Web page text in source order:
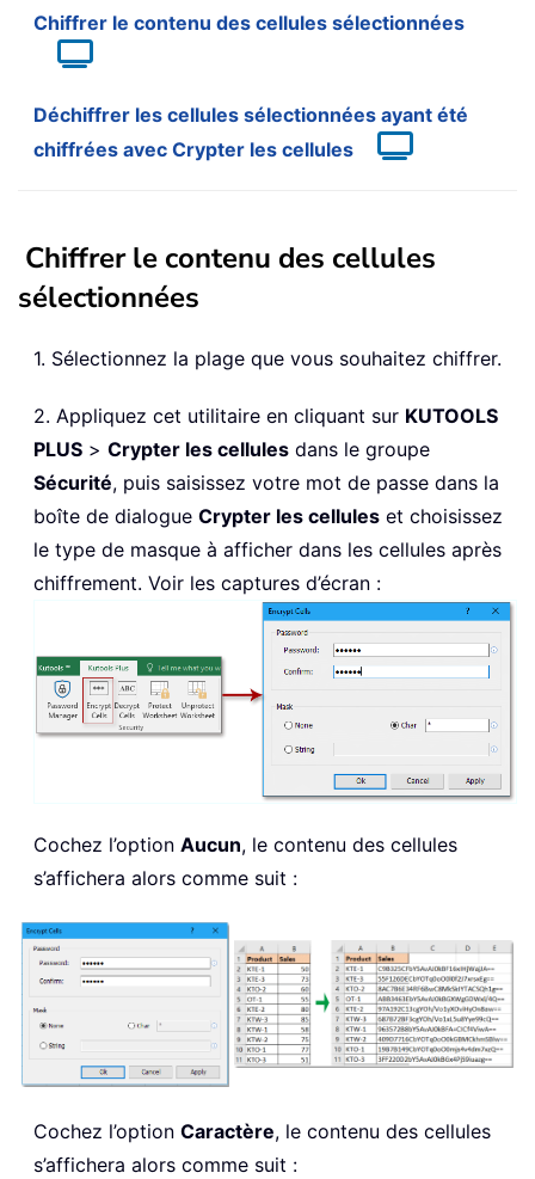
Chiffrer le contenu des cellules sélectionnées
Déchiffrer les cellules sélectionnées ayant été
chiffrées avec Crypter les cellules
Chiffrer le contenu des cellules
sélectionnées
1. Sélectionnez la plage que vous souhaitez chiffrer.
2. Appliquez cet utilitaire en cliquant sur KUTOOLS
PLUS > Crypter les cellules dans le groupe
Sécurité, puis saisissez votre mot de passe dans la
boîte de dialogue Crypter les cellules et choisissez
le type de masque à afficher dans les cellules après
chiffrement. Voir les captures d’écran :
Cochez l’option Aucun, le contenu des cellules
s’affichera alors comme suit :
Cochez l’option Caractère, le contenu des cellules
s’affichera alors comme suit :